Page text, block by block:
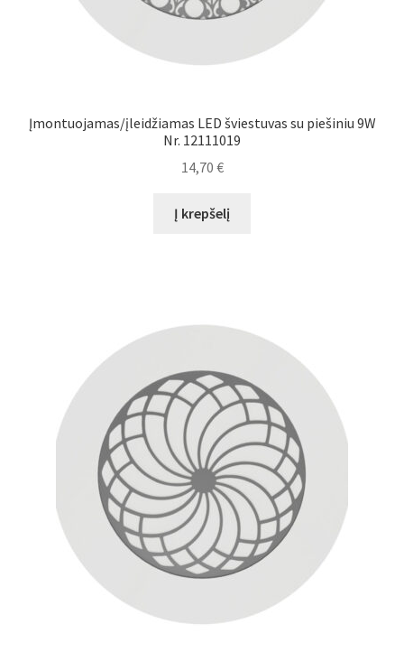
Įmontuojamas/įleidžiamas LED šviestuvas su piešiniu 9W
Nr. 12111019
14,70 €
Į krepšelį